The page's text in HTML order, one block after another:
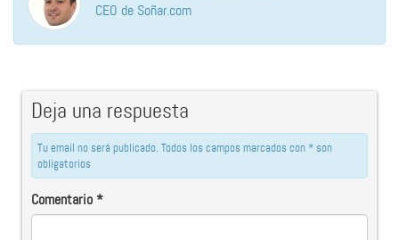
CEO de Soñar.com
Deja una respuesta
Tu email no será publicado. Todos los campos marcados con * son
obligatorios
Comentario*